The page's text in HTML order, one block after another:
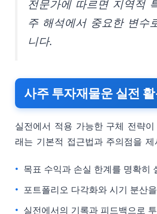
전문가에 따르면 지역적
주 해석에서 중요한 변수
니다.
사주 투자재물운 실전
실전에서 적용 가능한 구체 전략
래는 기본적 접근법과 주의점을 제
목표 수익과 손실 한계를 명확히
포트폴리오 다각화와 시기 분산
실전에서의 기록과 피드백으로